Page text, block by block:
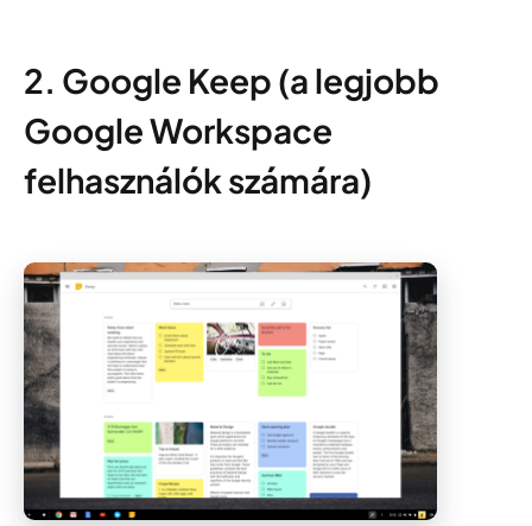
2. Google Keep (a legjobb
Google Workspace
felhasználók számára)